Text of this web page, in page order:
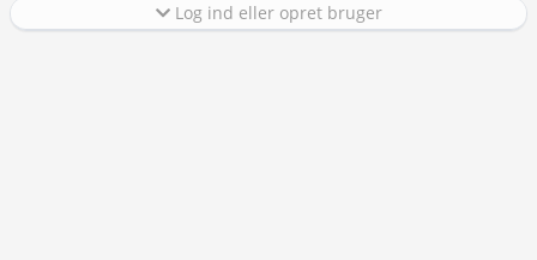
Log ind eller opret bruger